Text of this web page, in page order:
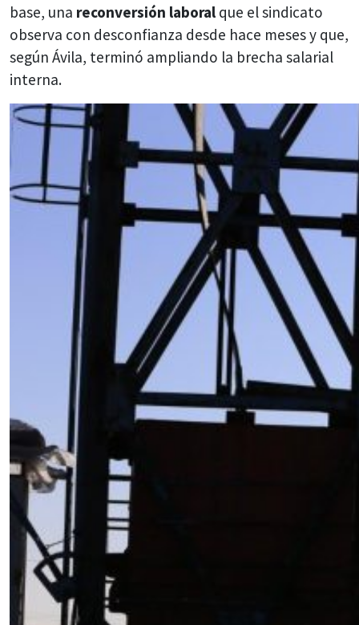
base, una reconversión laboral que el sindicato
observa con desconfianza desde hace meses y que,
según Ávila, terminó ampliando la brecha salarial
interna.